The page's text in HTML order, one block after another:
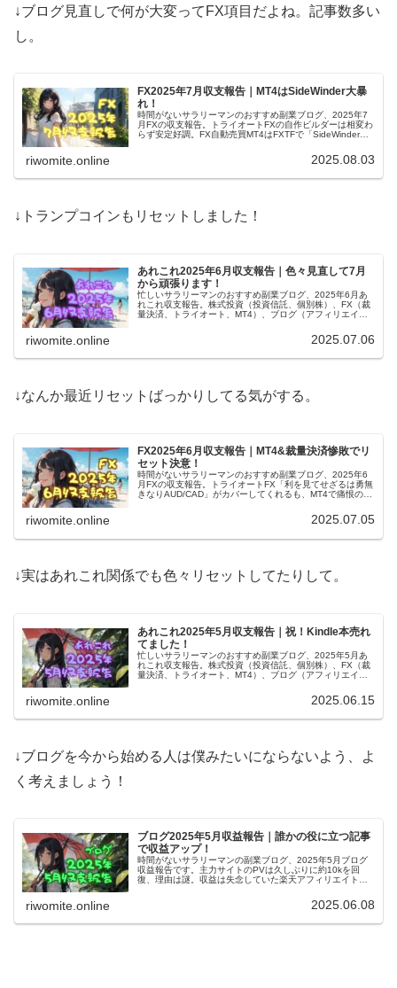
↓ブログ見直しで何が大変ってFX項目だよね。記事数多い
し。
FX2025年7月収支報告｜MT4はSideWinder大暴
れ！
時間がないサラリーマンのおすすめ副業ブログ、2025年7
月FXの収支報告。トライオートFXの自作ビルダーは相変わ
らず安定好調。FX自動売買MT4はFXTFで「SideWinder」
riwomite.online 2025.08.03
↓トランプコインもリセットしました！
あれこれ2025年6月収支報告｜色々見直して7月
から頑張ります！
忙しいサラリーマンのおすすめ副業ブログ、2025年6月あ
れこれ収支報告。株式投資（投資信託、個別株）、FX（裁
量決済、トライオート、MT4）、ブログ（アフィリエイ
riwomite.online 2025.07.06
↓なんか最近リセットばっかりしてる気がする。
FX2025年6月収支報告｜MT4&裁量決済惨敗でリ
セット決意！
時間がないサラリーマンのおすすめ副業ブログ、2025年6
月FXの収支報告。トライオートFX「利を見てせざるは勇無
きなりAUD/CAD」がカバーしてくれるも、MT4で痛恨のマ
riwomite.online 2025.07.05
↓実はあれこれ関係でも色々リセットしてたりして。
あれこれ2025年5月収支報告｜祝！Kindle本売れ
てました！
忙しいサラリーマンのおすすめ副業ブログ、2025年5月あ
れこれ収支報告。株式投資（投資信託、個別株）、FX（裁
量決済、トライオート、MT4）、ブログ（アフィリエイ
riwomite.online 2025.06.15
↓ブログを今から始める人は僕みたいにならないよう、よ
く考えましょう！
ブログ2025年5月収益報告｜誰かの役に立つ記事
で収益アップ！
時間がないサラリーマンの副業ブログ、2025年5月ブログ
収益報告です。主力サイトのPVは久しぶりに約10kを回
復、理由は謎。収益は失念していた楽天アフィリエイトの
riwomite.online 2025.06.08